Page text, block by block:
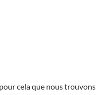
pour cela que nous trouvons